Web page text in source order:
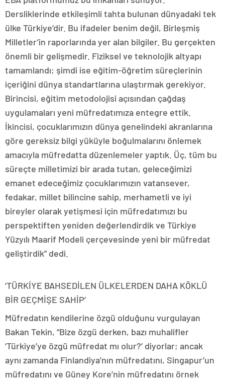
Dersliklerinde etkileşimli tahta bulunan dünyadaki tek
ülke Türkiye’dir. Bu ifadeler benim değil, Birleşmiş
Milletler’in raporlarında yer alan bilgiler. Bu gerçekten
önemli bir gelişmedir. Fiziksel ve teknolojik altyapı
tamamlandı; şimdi ise eğitim-öğretim süreçlerinin
içeriğini dünya standartlarına ulaştırmak gerekiyor.
Birincisi, eğitim metodolojisi açısından çağdaş
uygulamaları yeni müfredatımıza entegre ettik.
İkincisi, çocuklarımızın dünya genelindeki akranlarına
göre gereksiz bilgi yüküyle boğulmalarını önlemek
amacıyla müfredatta düzenlemeler yaptık. Üç, tüm bu
süreçte milletimizi bir arada tutan, geleceğimizi
emanet edeceğimiz çocuklarımızın vatansever,
fedakar, millet bilincine sahip, merhametli ve iyi
bireyler olarak yetişmesi için müfredatımızı bu
perspektiften yeniden değerlendirdik ve Türkiye
Yüzyılı Maarif Modeli çerçevesinde yeni bir müfredat
geliştirdik” dedi.
‘TÜRKİYE BAHSEDİLEN ÜLKELERDEN DAHA KÖKLÜ
BİR GEÇMİŞE SAHİP’
Müfredatın kendilerine özgü olduğunu vurgulayan
Bakan Tekin, “Bize özgü derken, bazı muhalifler
‘Türkiye’ye özgü müfredat mı olur?’ diyorlar; ancak
aynı zamanda Finlandiya’nın müfredatını, Singapur’un
müfredatını ve Güney Kore’nin müfredatını örnek